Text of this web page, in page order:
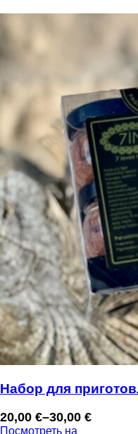
Набор для
20,00 €–30,00 €
Диапазон
Посмотреть на